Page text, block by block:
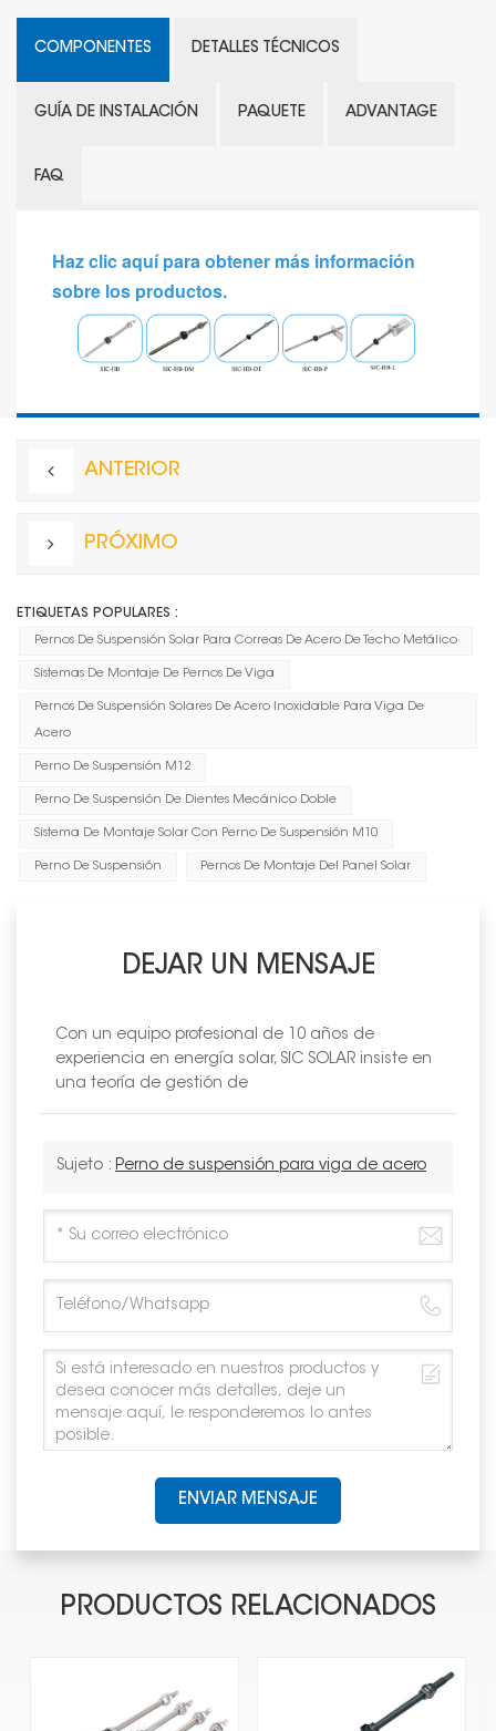
COMPONENTES DETALLES TÉCNICOS
GUÍA DE INSTALACIÓN PAQUETE ADVANTAGE
FAQ
Haz clic aquí para obtener más información
sobre los productos.
ANTERIOR
PRÓXIMO
ETIQUETAS POPULARES :
Pernos De Suspensión Solar Para Correas De Acero De Techo Metálico
Sistemas De Montaje De Pernos De Viga
Pernos De Suspensión Solares De Acero Inoxidable Para Viga De
Acero
Perno De Suspensión M12
Perno De Suspensión De Dientes Mecánico Doble
Sistema De Montaje Solar Con Perno De Suspensión M10
Perno De Suspensión Pernos De Montaje Del Panel Solar
DEJAR UN MENSAJE
Con un equipo profesional de 10 años de
experiencia en energía solar, SIC SOLAR insiste en
una teoría de gestión de
Sujeto : Perno de suspensión para viga de acero
ENVIAR MENSAJE
PRODUCTOS RELACIONADOS